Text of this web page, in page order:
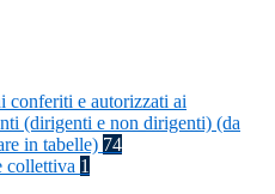
conferiti e autorizzati ai
(dirigenti e non dirigenti) (da
in tabelle) 74
collettiva 1